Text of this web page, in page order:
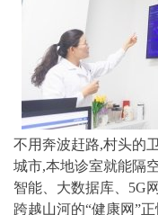
不用奔波赶路,村头的
城市,本地诊室就能隔
智能、大数据库、5G
跨越山河的“健康网”